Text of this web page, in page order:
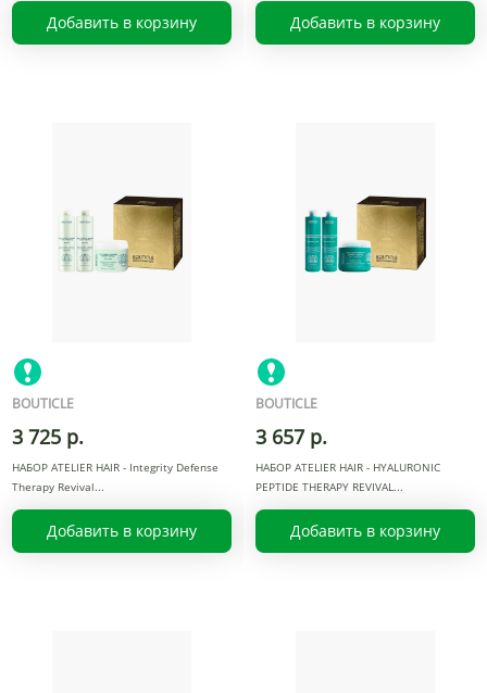
Добавить в корзину Добавить в корзину
BOUTICLE
3 725 р.
НАБОР ATELIER HAIR - Integrity Defense
Therapy Revival
Добавить в корзину
BOUTICLE
3 657 р.
НАБОР ATELIER HAIR - HYALURONIC
PEPTIDE THERAPY REVIVAL
Добавить в корзину